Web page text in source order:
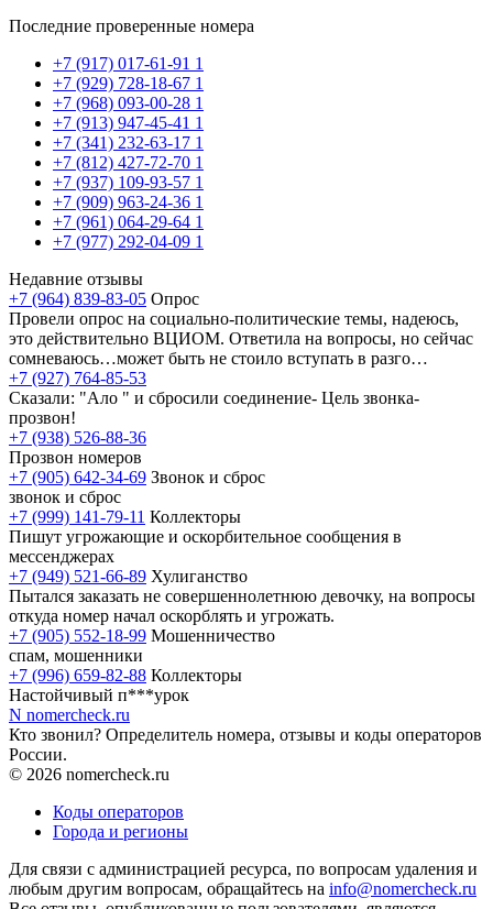
Последние проверенные номера
+7 (917) 017-61-91 1
+7 (929) 728-18-67 1
+7 (968) 093-00-28 1
+7 (913) 947-45-41 1
+7 (341) 232-63-17 1
+7 (812) 427-72-70 1
+7 (937) 109-93-57 1
+7 (909) 963-24-36 1
+7 (961) 064-29-64 1
+7 (977) 292-04-09 1
Недавние отзывы
+7 (964) 839-83-05 Опрос
Провели опрос на социально-политические темы, надеюсь,
это действительно ВЦИОМ. Ответила на вопросы, но сейчас
сомневаюсь…может быть не стоило вступать в разго…
+7 (927) 764-85-53
Сказали: "Ало " и сбросили соединение- Цель звонка-
прозвон!
+7 (938) 526-88-36
Прозвон номеров
+7 (905) 642-34-69 Звонок и сброс
звонок и сброс
+7 (999) 141-79-11 Коллекторы
Пишут угрожающие и оскорбительное сообщения в
мессенджерах
+7 (949) 521-66-89 Хулиганство
Пытался заказать не совершеннолетнюю девочку, на вопросы
откуда номер начал оскорблять и угрожать.
+7 (905) 552-18-99 Мошенничество
спам, мошенники
+7 (996) 659-82-88 Коллекторы
Настойчивый п***урок
N nomercheck.ru
Кто звонил? Определитель номера, отзывы и коды операторов
России.
© 2026 nomercheck.ru
Коды операторов
Города и регионы
Для связи с администрацией ресурса, по вопросам удаления и
любым другим вопросам, обращайтесь на info@nomercheck.ru